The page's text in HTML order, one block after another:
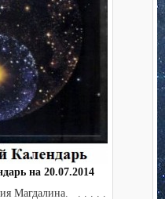
на 20.07.2014
Магдалина. . . . . .